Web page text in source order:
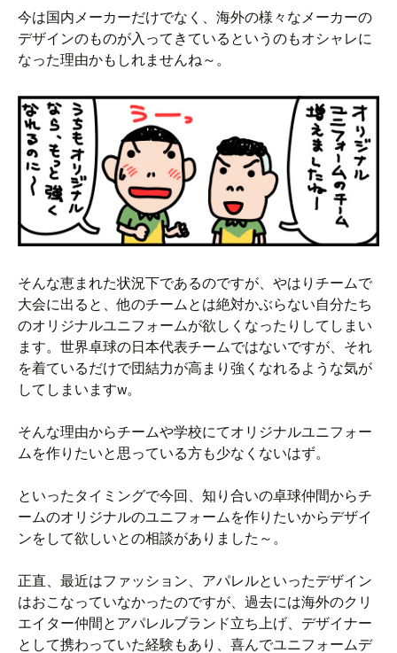
今は国内メーカーだけでなく、海外の様々なメーカーの
デザインのものが入ってきているというのもオシャレに
なった理由かもしれませんね～。
そんな恵まれた状況下であるのですが、やはりチームで
大会に出ると、他のチームとは絶対かぶらない自分たち
のオリジナルユニフォームが欲しくなったりしてしまい
ます。世界卓球の日本代表チームではないですが、それ
を着ているだけで団結力が高まり強くなれるような気が
してしまいますw。
そんな理由からチームや学校にてオリジナルユニフォー
ムを作りたいと思っている方も少なくないはず。
といったタイミングで今回、知り合いの卓球仲間からチ
ームのオリジナルのユニフォームを作りたいからデザイ
ンをして欲しいとの相談がありました～。
正直、最近はファッション、アパレルといったデザイン
はおこなっていなかったのですが、過去には海外のクリ
エイター仲間とアパレルブランド立ち上げ、デザイナー
として携わっていた経験もあり、喜んでユニフォームデ